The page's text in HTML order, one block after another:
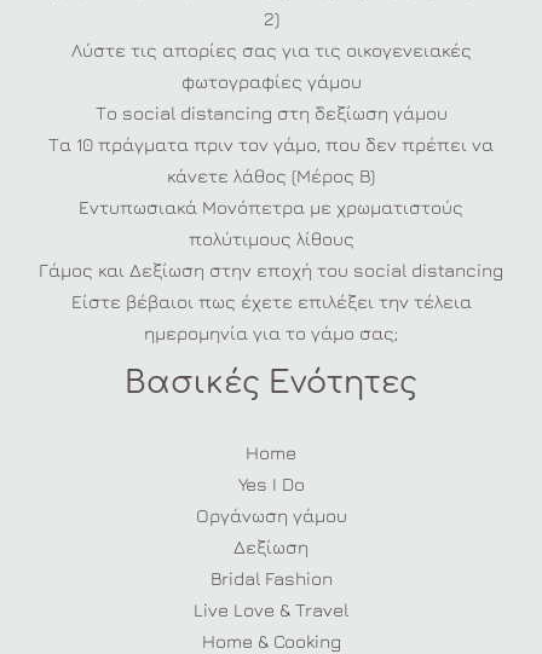
2)
Λύστε τις απορίες σας για τις οικογενειακές
φωτογραφίες γάμου
Το social distancing στη δεξίωση γάμου
Τα 10 πράγματα πριν τον γάμο, που δεν πρέπει να
κάνετε λάθος (Μέρος Β)
Εντυπωσιακά Μονόπετρα με χρωματιστούς
πολύτιμους λίθους
Γάμος και Δεξίωση στην εποχή του social distancing
Είστε βέβαιοι πως έχετε επιλέξει την τέλεια
ημερομηνία για το γάμο σας;
Βασικές Ενότητες
Home
Yes I Do
Οργάνωση γάμου
Δεξίωση
Bridal Fashion
Live Love & Travel
Home & Cooking